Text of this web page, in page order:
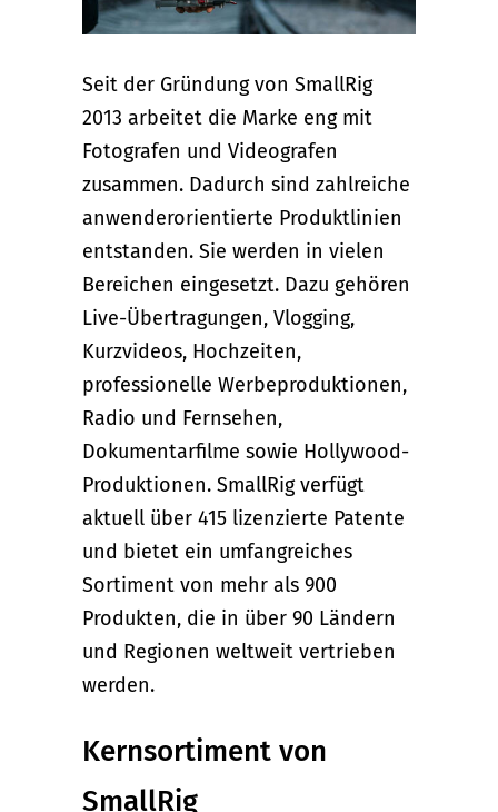
Seit der Gründung von SmallRig
2013 arbeitet die Marke eng mit
Fotografen und Videografen
zusammen. Dadurch sind zahlreiche
anwenderorientierte Produktlinien
entstanden. Sie werden in vielen
Bereichen eingesetzt. Dazu gehören
Live-Übertragungen, Vlogging,
Kurzvideos, Hochzeiten,
professionelle Werbeproduktionen,
Radio und Fernsehen,
Dokumentarfilme sowie Hollywood-
Produktionen. SmallRig verfügt
aktuell über 415 lizenzierte Patente
und bietet ein umfangreiches
Sortiment von mehr als 900
Produkten, die in über 90 Ländern
und Regionen weltweit vertrieben
werden.
Kernsortiment von
SmallRig